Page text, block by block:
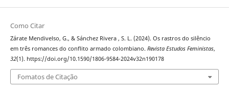
Como Citar
Zárate Mendivelso, G., & Sánchez Rivera , S. L. (2024). Os rastros do silêncio
em três romances do conflito armado colombiano. Revista Estudos Feministas,
32(1). https://doi.org/10.1590/1806-9584-2024v32n190178
Fomatos de Citação